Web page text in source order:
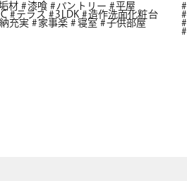
材 漆喰 パントリー
平屋
テラス 3LDK
造作洗面化粧台
充実 家事楽 寝室
子供部屋